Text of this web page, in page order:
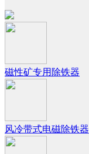
磁性矿专用除铁器
风冷带式电磁除铁器